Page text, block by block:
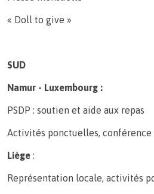
« Doll to give »
SUD
Namur - Luxembourg :
PSDP : soutien et aide aux repas
Activités ponctuelles,
Liège :
Représentation locale, activités